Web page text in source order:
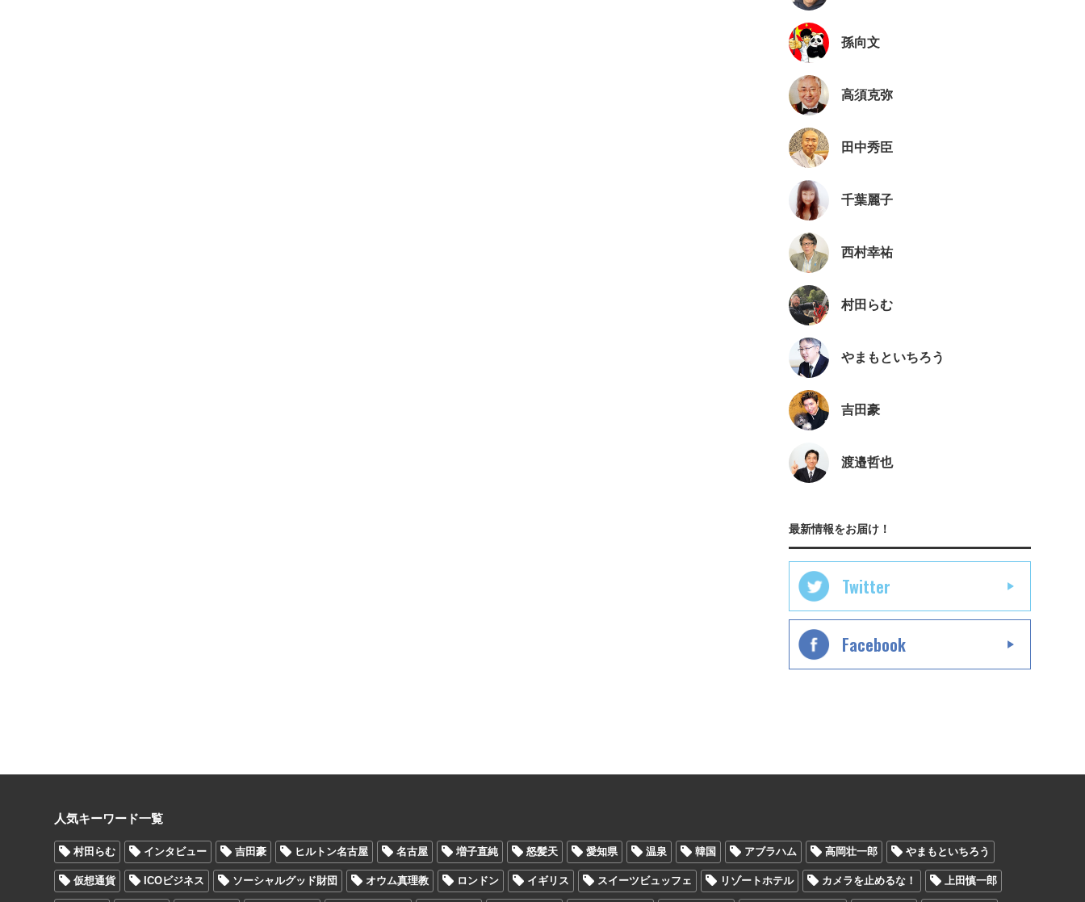
孫向文
高須克弥
田中秀臣
千葉麗子
西村幸祐
村田らむ
やまもといちろう
吉田豪
渡邉哲也
最新情報をお届け！
Twitter
Facebook
人気キーワード一覧
村田らむ インタビュー 吉田豪 ヒルトン名古屋 名古屋 増子直純 怒髪天 愛知県 温泉 韓国 アブラハム 高岡壮一郎 やまもといちろう
仮想通貨 ICOビジネス ソーシャルグッド財団 オウム真理教 ロンドン イギリス スイーツビュッフェ リゾートホテル カメラを止めるな！ 上田慎一郎